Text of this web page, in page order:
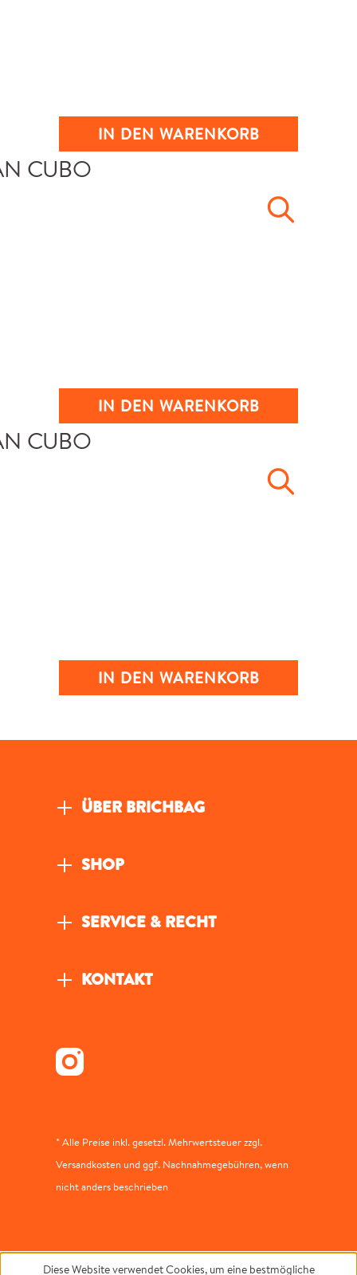
IN DEN WARENKORB
IN DEN WARENKORB
IN DEN WARENKORB
ÜBER BRICHBAG
SHOP
SERVICE & RECHT
KONTAKT
* Alle Preise inkl. gesetzl. Mehrwertsteuer zzgl.
Versandkosten und ggf. Nachnahmegebühren, wenn
nicht anders beschrieben
Diese Website verwendet Cookies, um eine bestmögliche